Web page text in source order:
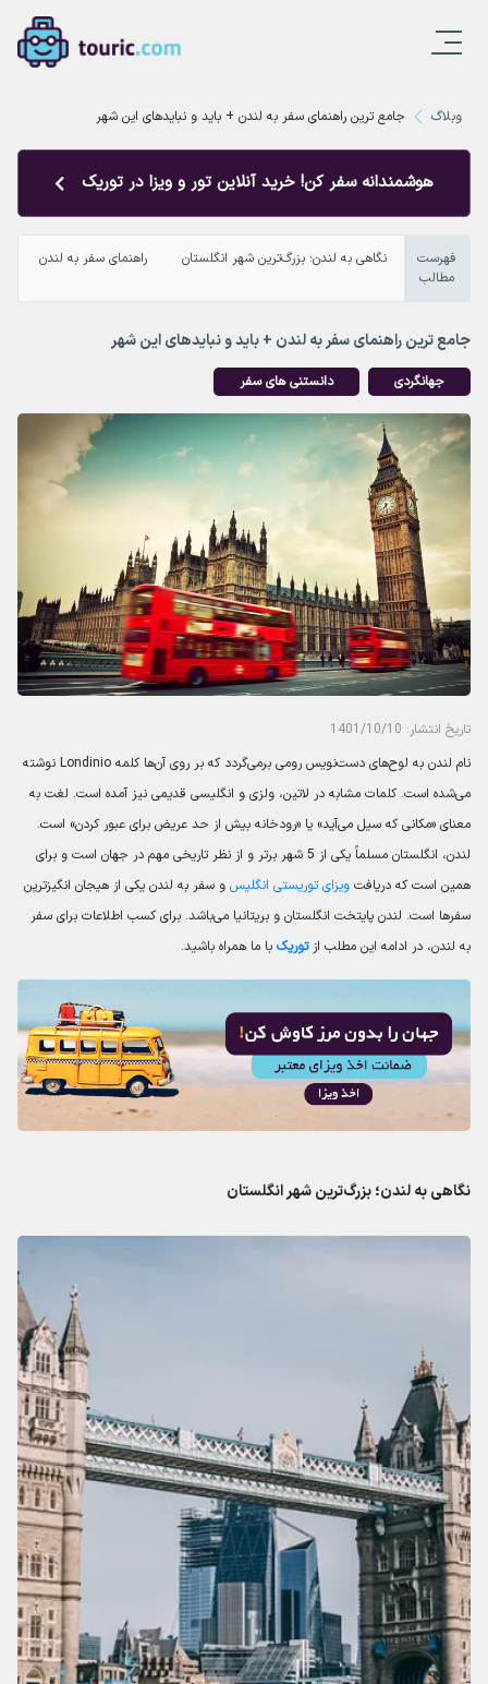
وبلاگ جامع ترین راهنمای سفر به لندن + باید و نبایدهای این شهر
هوشمندانه سفر کن! خرید آنلاین تور و ویزا در توریک
فهرست
مطالب
نگاهی به لندن؛ بزرگ‌ترین شهر انگلستان راهنمای سفر به لندن
جامع ترین راهنمای سفر به لندن + باید و نبایدهای این شهر
جهانگردی دانستنی های سفر
تاریخ انتشار: 1401/10/10
نام لندن به لوح‌های دست‌نویس رومی برمی‌گردد که بر روی آن‌ها کلمه Londinio نوشته
می‌شده است. کلمات مشابه در لاتین، ولزی و انگلیسی قدیمی نیز آمده است. لغت به
معنای «مکانی که سیل می‌آید» یا «رودخانه بیش از حد عریض برای عبور کردن» است.
لندن، انگلستان مسلماً یکی از 5 شهر برتر و از نظر تاریخی مهم در جهان است و برای
همین است که دریافت ویزای توریستی انگلیس و سفر به لندن یکی از هیجان انگیزترین
سفرها است. لندن پایتخت انگلستان و بریتانیا می‌باشد. برای کسب اطلاعات برای سفر
به لندن، در ادامه این مطلب ازتوریک با ما همراه باشید.
نگاهی به لندن؛ بزرگ‌ترین شهر انگلستان